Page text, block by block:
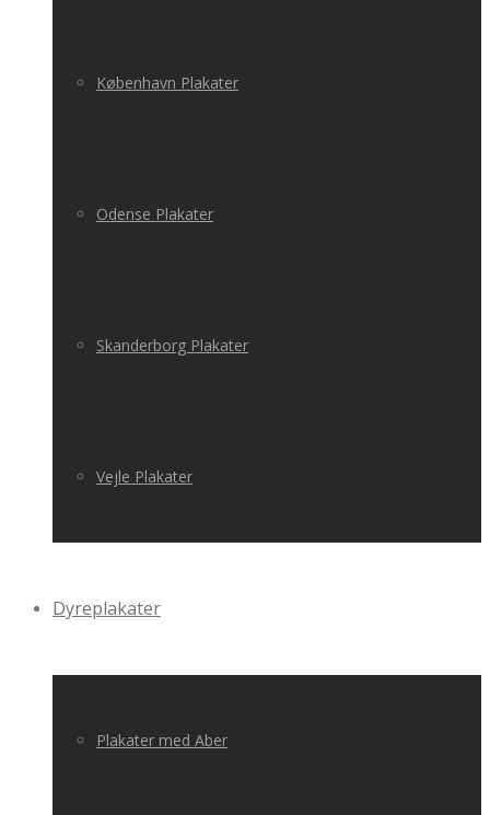
København Plakater
Odense Plakater
Skanderborg Plakater
Vejle Plakater
Dyreplakater
Plakater med Aber